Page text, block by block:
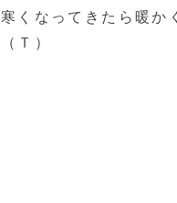
くなってきたら暖か
Ｔ）